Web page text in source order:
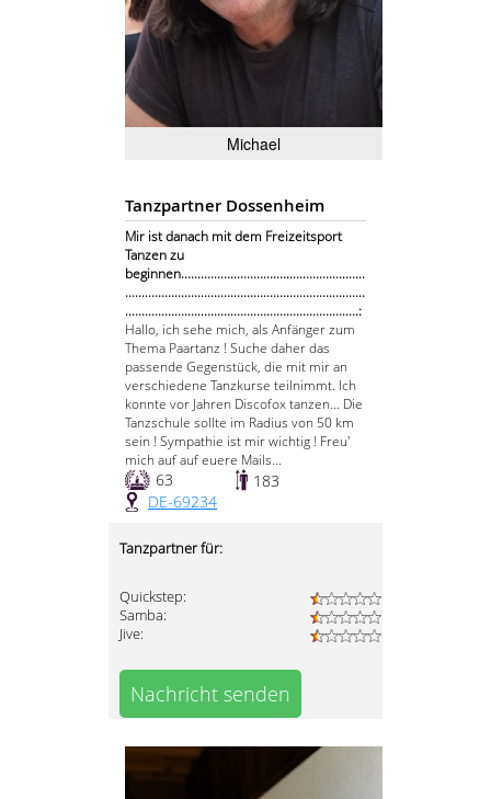
Michael
Tanzpartner Dossenheim
Mir ist danach mit dem Freizeitsport
Tanzen zu
beginnen........................................................
.........................................................................
.......................................................................:
Hallo, ich sehe mich, als Anfänger zum
Thema Paartanz ! Suche daher das
passende Gegenstück, die mit mir an
verschiedene Tanzkurse teilnimmt. Ich
konnte vor Jahren Discofox tanzen... Die
Tanzschule sollte im Radius von 50 km
sein ! Sympathie ist mir wichtig ! Freu'
mich auf auf euere Mails...
63
183
DE-69234
Tanzpartner für:
Quickstep:
Samba:
Jive:
Nachricht senden